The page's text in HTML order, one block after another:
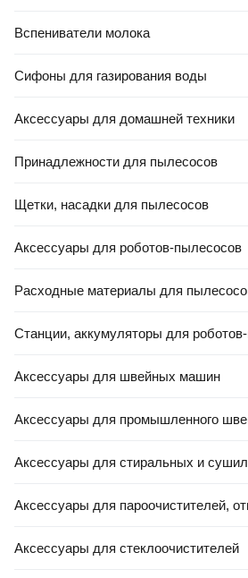
Вспениватели молока
Сифоны для газирования воды
Аксессуары для домашней техники
Принадлежности для пылесосов
Щетки, насадки для пылесосов
Аксессуары для роботов-пылесосов
Расходные материалы для
Станции, аккумуляторы для
Аксессуары для швейных машин
Аксессуары для промышленного
Аксессуары для стиральных и
Аксессуары для пароочистителей,
Аксессуары для стеклоочистителей